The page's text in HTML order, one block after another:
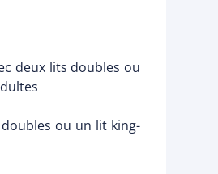
deux lits doubles ou
ou un lit king-